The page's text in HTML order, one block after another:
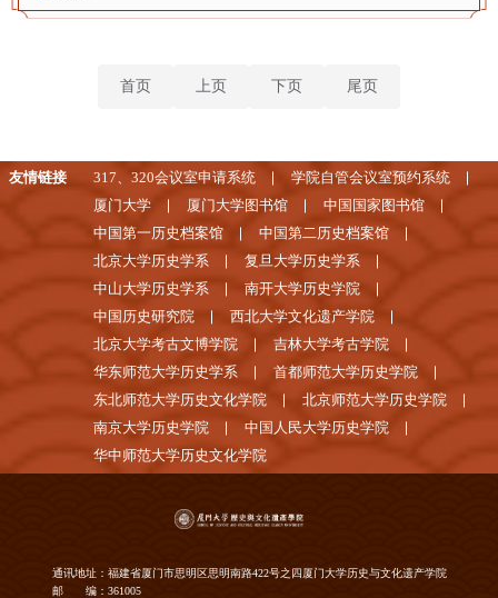
首页 上页 下页 尾页
友情链接 317、320会议室申请系统
学院自管会议室预约系统
厦门大学
厦门大学图书馆
中国国家图书馆
中国第一历史档案馆
中国第二历史档案馆
北京大学历史学系
复旦大学历史学系
中山大学历史学系
南开大学历史学院
中国历史研究院
西北大学文化遗产学院
北京大学考古文博学院
吉林大学考古学院
华东师范大学历史学系
首都师范大学历史学院
东北师范大学历史文化学院
北京师范大学历史学院
南京大学历史学院
中国人民大学历史学院
华中师范大学历史文化学院
通讯地址：福建省厦门市思明区思明南路422号之四厦门大学历史与文化遗产学院
邮 编：361005